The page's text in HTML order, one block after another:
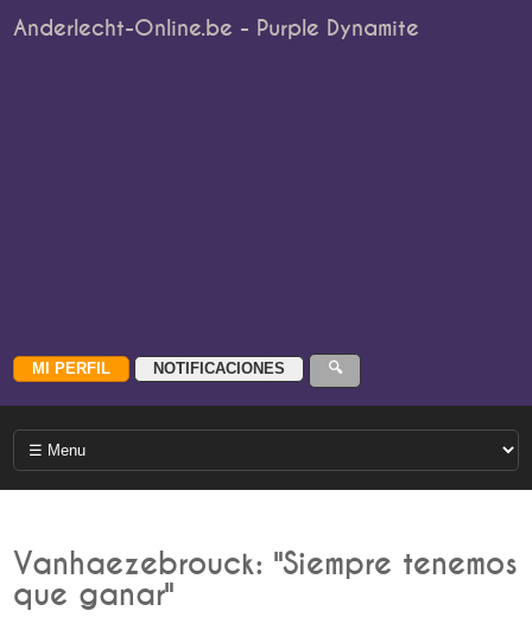
Anderlecht-Online.be - Purple Dynamite
Vanhaezebrouck: "Siempre tenemos
que ganar"